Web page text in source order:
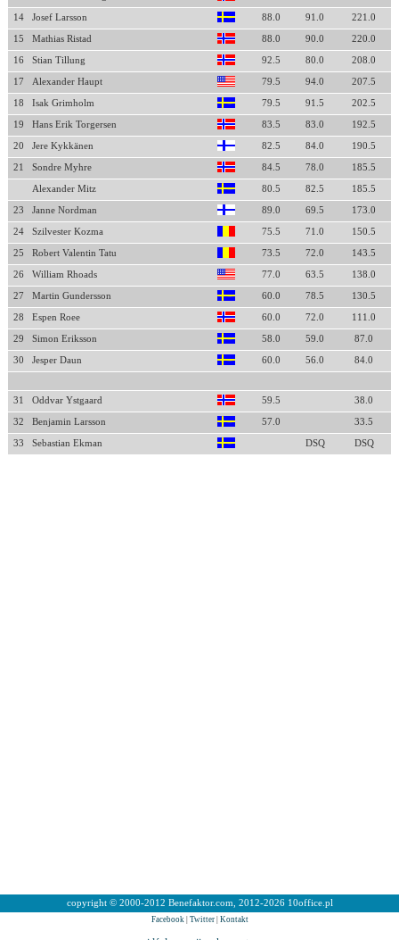
14 Josef Larsson 88.0 91.0 221.0
15 Mathias Ristad 88.0 90.0 220.0
16 Stian Tillung 92.5 80.0 208.0
17 Alexander Haupt 79.5 94.0 207.5
18 Isak Grimholm 79.5 91.5 202.5
19 Hans Erik Torgersen 83.5 83.0 192.5
20 Jere Kykkänen 82.5 84.0 190.5
21 Sondre Myhre 84.5 78.0 185.5
Alexander Mitz 80.5 82.5 185.5
23 Janne Nordman 89.0 69.5 173.0
24 Szilvester Kozma 75.5 71.0 150.5
25 Robert Valentin Tatu 73.5 72.0 143.5
26 William Rhoads 77.0 63.5 138.0
27 Martin Gundersson 60.0 78.5 130.5
28 Espen Roee 60.0 72.0 111.0
29 Simon Eriksson 58.0 59.0 87.0
30 Jesper Daun 60.0 56.0 84.0
31 Oddvar Ystgaard 59.5 38.0
32 Benjamin Larsson 57.0 33.5
33 Sebastian Ekman DSQ DSQ
copyright © 2000-2012 Benefaktor.com, 2012-2026 10office.pl
Facebook| Twitter| Kontakt